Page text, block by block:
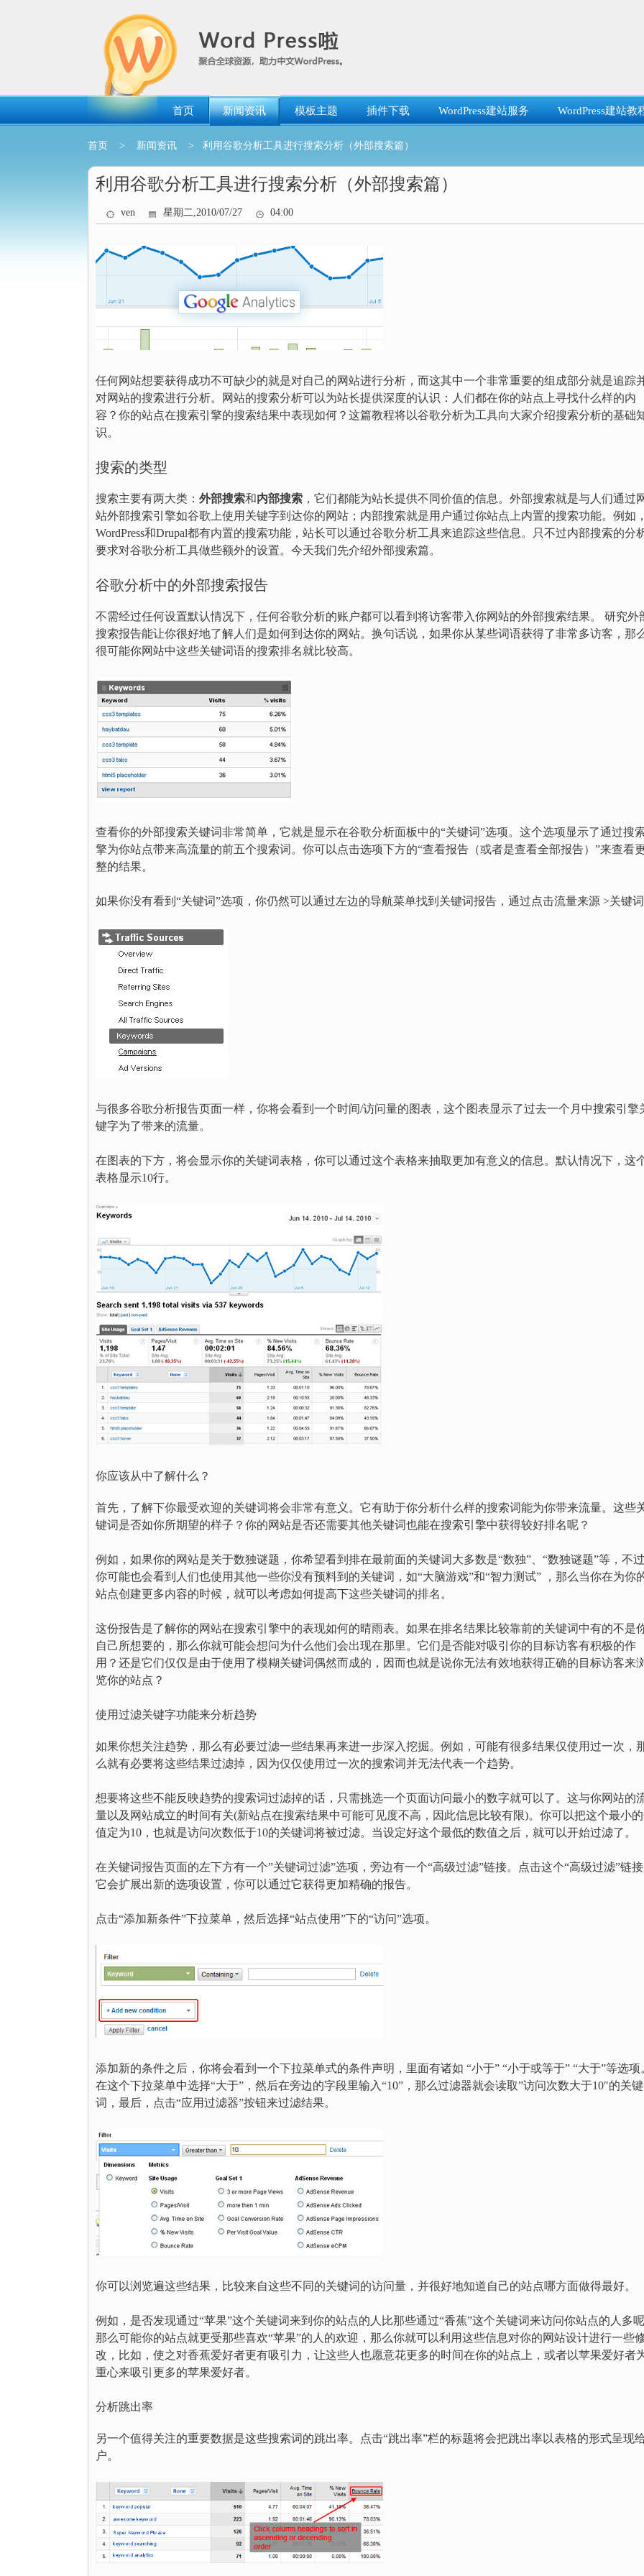
首页 新闻资讯 模板主题 插件下载 WordPress建站服务 WordPress建站教
首页 > 新闻资讯 > 利用谷歌分析工具进行搜索分析（外部搜索篇）
利用谷歌分析工具进行搜索分析（外部搜索篇）
ven 星期二,2010/07/27 04:00
任何网站想要获得成功不可缺少的就是对自己的网站进行分析，而这其中一个非常重要的组成部分就是追踪
对网站的搜索进行分析。网站的搜索分析可以为站长提供深度的认识：人们都在你的站点上寻找什么样的内
容？你的站点在搜索引擎的搜索结果中表现如何？这篇教程将以谷歌分析为工具向大家介绍搜索分析的基础
识。
搜索的类型
搜索主要有两大类： 外部搜索和内部搜索 ，它们都能为站长提供不同价值的信息。外部搜索就是与人们通过
站外部搜索引擎如谷歌上使用关键字到达你的网站；内部搜索就是用户通过你站点上内置的搜索功能。例如，
WordPress和Drupal都有内置的搜索功能，站长可以通过谷歌分析工具来追踪这些信息。只不过内部搜索的分
要求对谷歌分析工具做些额外的设置。今天我们先介绍外部搜索篇。
谷歌分析中的外部搜索报告
不需经过任何设置默认情况下，任何谷歌分析的账户都可以看到将访客带入你网站的外部搜索结果。 研究外
搜索报告能让你很好地了解人们是如何到达你的网站。换句话说，如果你从某些词语获得了非常多访客，那
很可能你网站中这些关键词语的搜索排名就比较高。
查看你的外部搜索关键词非常简单，它就是显示在谷歌分析面板中的“关键词”选项。这个选项显示了通过搜索
擎为你站点带来高流量的前五个搜索词。你可以点击选项下方的“查看报告（或者是查看全部报告）”来查看
整的结果。
如果你没有看到“关键词”选项，你仍然可以通过左边的导航菜单找到关键词报告，通过点击流量来源 >关键词
与很多谷歌分析报告页面一样，你将会看到一个时间/访问量的图表，这个图表显示了过去一个月中搜索引擎
键字为了带来的流量。
在图表的下方，将会显示你的关键词表格，你可以通过这个表格来抽取更加有意义的信息。默认情况下，这
表格显示10行。
你应该从中了解什么？
首先，了解下你最受欢迎的关键词将会非常有意义。它有助于你分析什么样的搜索词能为你带来流量。这些
键词是否如你所期望的样子？你的网站是否还需要其他关键词也能在搜索引擎中获得较好排名呢？
例如，如果你的网站是关于数独谜题，你希望看到排在最前面的关键词大多数是“数独”、“数独谜题”等，不过
你可能也会看到人们也使用其他一些你没有预料到的关键词，如“大脑游戏”和“智力测试” ，那么当你在为你
站点创建更多内容的时候，就可以考虑如何提高下这些关键词的排名。
这份报告是了解你的网站在搜索引擎中的表现如何的晴雨表。如果在排名结果比较靠前的关键词中有的不是
自己所想要的，那么你就可能会想问为什么他们会出现在那里。它们是否能对吸引你的目标访客有积极的作
用？还是它们仅仅是由于使用了模糊关键词偶然而成的，因而也就是说你无法有效地获得正确的目标访客来浏
览你的站点？
使用过滤关键字功能来分析趋势
如果你想关注趋势，那么有必要过滤一些结果再来进一步深入挖掘。例如，可能有很多结果仅使用过一次，
么就有必要将这些结果过滤掉，因为仅仅使用过一次的搜索词并无法代表一个趋势。
想要将这些不能反映趋势的搜索词过滤掉的话，只需挑选一个页面访问最小的数字就可以了。这与你网站的
量以及网站成立的时间有关(新站点在搜索结果中可能可见度不高，因此信息比较有限)。你可以把这个最小
值定为10，也就是访问次数低于10的关键词将被过滤。当设定好这个最低的数值之后，就可以开始过滤了。
在关键词报告页面的左下方有一个”关键词过滤”选项，旁边有一个“高级过滤”链接。点击这个“高级过滤”链接
它会扩展出新的选项设置，你可以通过它获得更加精确的报告。
点击“添加新条件”下拉菜单，然后选择“站点使用”下的“访问”选项。
添加新的条件之后，你将会看到一个下拉菜单式的条件声明，里面有诸如 “小于” “小于或等于” “大于”等选项
在这个下拉菜单中选择“大于”，然后在旁边的字段里输入“10”，那么过滤器就会读取”访问次数大于10″的关键
词，最后，点击“应用过滤器”按钮来过滤结果。
你可以浏览遍这些结果，比较来自这些不同的关键词的访问量，并很好地知道自己的站点哪方面做得最好。
例如，是否发现通过“苹果”这个关键词来到你的站点的人比那些通过“香蕉”这个关键词来访问你站点的人多
那么可能你的站点就更受那些喜欢“苹果”的人的欢迎，那么你就可以利用这些信息对你的网站设计进行一些
改，比如，使之对香蕉爱好者更有吸引力，让这些人也愿意花更多的时间在你的站点上，或者以苹果爱好者
重心来吸引更多的苹果爱好者。
分析跳出率
另一个值得关注的重要数据是这些搜索词的跳出率。点击“跳出率”栏的标题将会把跳出率以表格的形式呈现
户。